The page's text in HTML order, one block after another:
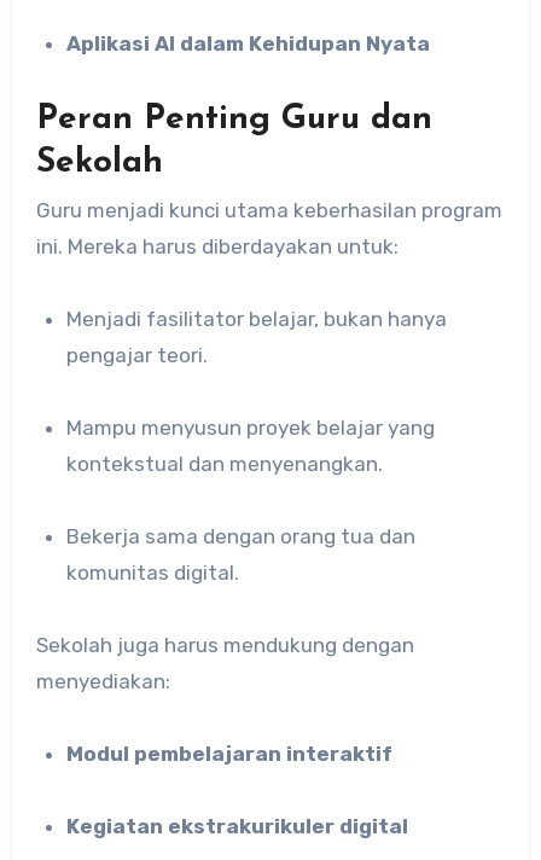
Aplikasi AI dalam Kehidupan Nyata
Peran Penting Guru dan
Sekolah
Guru menjadi kunci utama keberhasilan program
ini. Mereka harus diberdayakan untuk:
Menjadi fasilitator belajar, bukan hanya
pengajar teori.
Mampu menyusun proyek belajar yang
kontekstual dan menyenangkan.
Bekerja sama dengan orang tua dan
komunitas digital.
Sekolah juga harus mendukung dengan
menyediakan:
Modul pembelajaran interaktif
Kegiatan ekstrakurikuler digital